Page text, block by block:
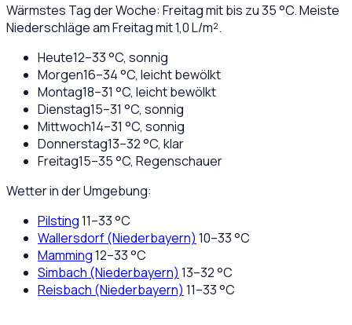
Wärmstes Tag der Woche: Freitag mit bis zu 35 °C. Meiste
Niederschläge am Freitag mit 1,0 L/m².
Heute12–33°C, sonnig
Morgen16–34°C, leicht bewölkt
Montag18–31 °C, leicht bewölkt
Dienstag15–31 °C, sonnig
Mittwoch14–31 °C, sonnig
Donnerstag13–32°C, klar
Freitag15–35°C, Regenschauer
Wetter in der Umgebung:
Pilsting11–33°C
Wallersdorf (Niederbayern) 10–33°C
Mamming12–33°C
Simbach (Niederbayern) 13–32°C
Reisbach (Niederbayern) 11–33°C